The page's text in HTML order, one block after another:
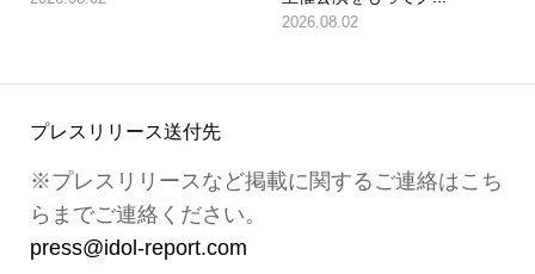
2026.08.02
プレスリリース送付先
※プレスリリースなど掲載に関するご連絡はこち
らまでご連絡ください。
press@idol-report.com